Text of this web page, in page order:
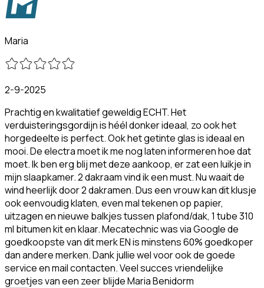
Maria
2-9-2025
Prachtig en kwalitatief geweldig ECHT. Het
verduisteringsgordijn is héél donker ideaal, zo ook het
horgedeelte is perfect. Ook het getinte glas is ideaal en
mooi. De electra moet ik me nog laten informeren hoe dat
moet. Ik ben erg blij met deze aankoop, er zat een luikje in
mijn slaapkamer. 2 dakraam vind ik een must. Nu waait de
wind heerlijk door 2 dakramen. Dus een vrouw kan dit klusje
ook eenvoudig klaten, even mal tekenen op papier,
uitzagen en nieuwe balkjes tussen plafond/dak, 1 tube 310
ml bitumen kit en klaar. Mecatechnic was via Google de
goedkoopste van dit merk EN is minstens 60% goedkoper
dan andere merken. Dank jullie wel voor ook de goede
service en mail contacten. Veel succes vriendelijke
groetjes van een zeer blijde Maria Benidorm